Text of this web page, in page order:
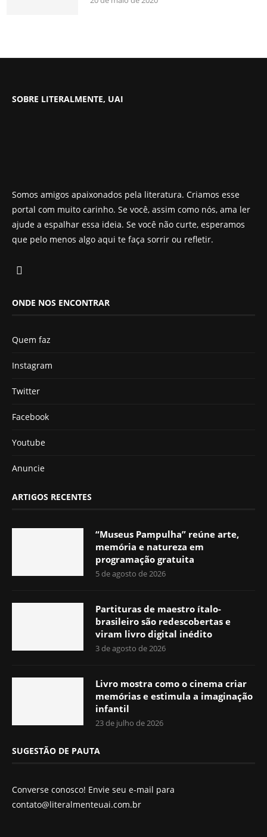
SOBRE LITERALMENTE, UAI
Somos amigos apaixonados pela literatura. Criamos esse
portal com muito carinho. Se você, assim como nós, ama ler
ajude a espalhar essa ideia. Se você não curte, esperamos
que pelo menos algo aqui te faça sorrir ou refletir.
ONDE NOS ENCONTRAR
Quem faz
Instagram
Twitter
Facebook
Youtube
Anuncie
ARTIGOS RECENTES
“Museus Pampulha” reúne arte,
memória e natureza em
programação gratuita
5 de agosto de 2026
Partituras de maestro ítalo-
brasileiro são redescobertas e
viram livro digital inédito
3 de agosto de 2026
Livro mostra como o cinema criar
memórias e estimula a imaginação
infantil
23 de julho de 2026
SUGESTÃO DE PAUTA
Converse conosco! Envie seu e-mail para
contato@literalmenteuai.com.br